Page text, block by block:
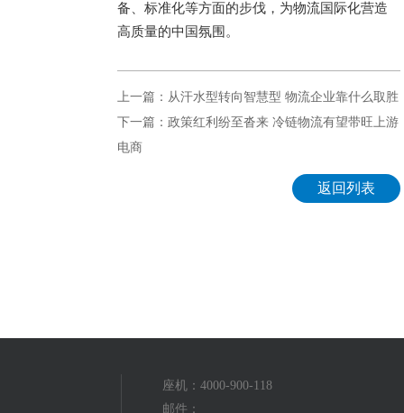
备、标准化等方面的步伐，为物流国际化营造
高质量的中国氛围。
上一篇：从汗水型转向智慧型 物流企业靠什么取胜
下一篇：政策红利纷至沓来 冷链物流有望带旺上游
电商
返回列表
座机：4000-900-118
邮件：